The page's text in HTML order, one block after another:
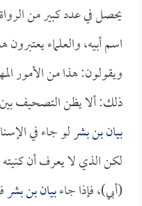
يحصل في عدد كبير من
اسم أبيه، والعلماء
ويقولون: هذا من الأمور
ذلك: ألا يظن التصحيف بين
بيان بن بشرلو جاء في
لكن الذي لا يعرف أن كنيته
(أبي)، فإذا جاءبيان بن بشر